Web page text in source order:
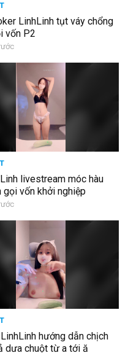
LinhLinh tụt váy chổng
vốn P2
livestream móc hàu
gọi vốn khởi nghiệp
hướng dẫn chịch
dưa chuột từ a tới ă